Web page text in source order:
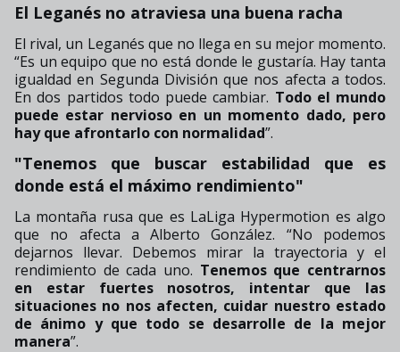
El Leganés no atraviesa una buena racha
El rival, un Leganés que no llega en su mejor momento.
“Es un equipo que no está donde le gustaría. Hay tanta
igualdad en Segunda División que nos afecta a todos.
En dos partidos todo puede cambiar. Todo el mundo
puede estar nervioso en un momento dado, pero
hay que afrontarlo con normalidad”.
"Tenemos que buscar estabilidad que es
donde está el máximo rendimiento"
La montaña rusa que es LaLiga Hypermotion es algo
que no afecta a Alberto González. “No podemos
dejarnos llevar. Debemos mirar la trayectoria y el
rendimiento de cada uno. Tenemos que centrarnos
en estar fuertes nosotros, intentar que las
situaciones no nos afecten, cuidar nuestro estado
de ánimo y que todo se desarrolle de la mejor
manera”.